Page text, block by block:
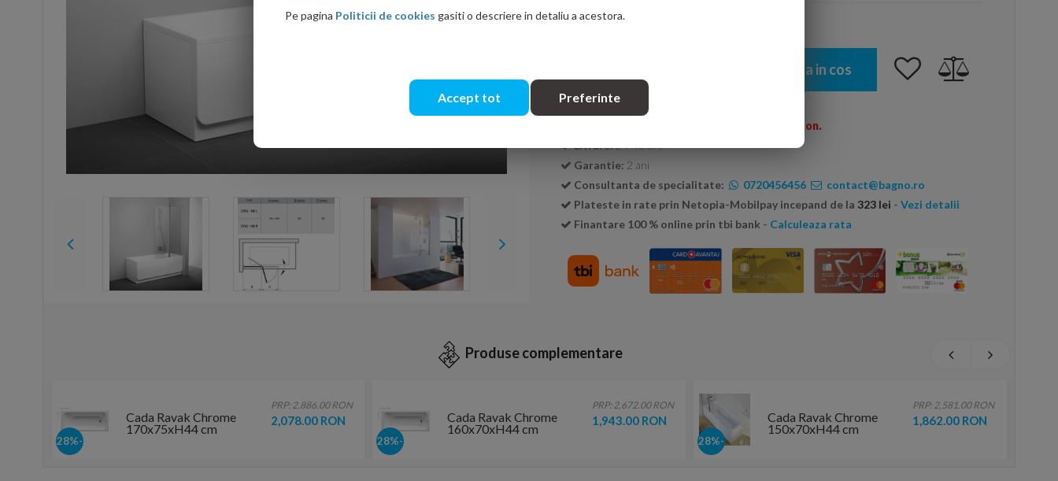
Adauga in cos
Transport GRATUIT la comenzi peste 600 Ron.
Livrare:24-48 ore
Garantie: 2 ani
Consultanta de specialitate:
0720456456
contact@bagno.ro
Plateste in rate prin Netopia-Mobilpay incepand de la 323 lei - Vezi detalii
Finantare 100 % online prin tbi bank - Calculeaza rata
Produse complementare
-28%
Cada Ravak Chrome
150x70xH44 cm
PRP: 2,581.00 RON
1,862.00 RON
-28%
Cada Ravak Chrome
160x70xH44 cm
PRP: 2,672.00 RON
1,943.00 RON
-28%
Cada Ravak Chrome
170x75xH44 cm
PRP: 2,886.00 RON
2,078.00 RON
Pe pagina Politicii de cookies gasiti o descriere in detaliu a acestora.
Accept tot Preferinte